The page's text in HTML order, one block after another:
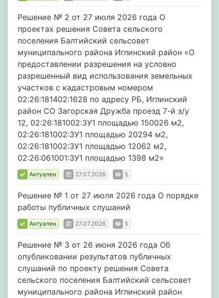
Решение № 2 от 27 июля 2026 года О
проектах решения Совета сельского
поселения Балтийский сельсовет
муниципального района Иглинский район «О
предоставлении разрешения на условно
разрешенный вид использования земельных
участков с кадастровым номером
02:26:181402:1628 по адресу РБ, Иглинский
район СО Загорская Дружба проезд 7-й з/у
12, 02:26:181002:ЗУ1 площадью 150026 м2,
02:26:181002:ЗУ1 площадью 20294 м2,
02:26:181002:ЗУ1 площадью 12062 м2,
02:26:061001:ЗУ1 площадью 1398 м2»
Актуален 27.07.2026 5
Решение № 1 от 27 июля 2026 года О порядке
работы публичных слушаний
Актуален 27.07.2026 5
Решение № 3 от 26 июня 2026 года Об
опубликовании результатов публичных
слушаний по проекту решения Совета
сельского поселения Балтийский сельсовет
муниципального района Иглинский район